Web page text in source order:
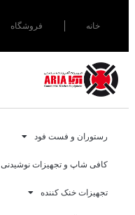
خانه فروشگاه
رستوران و فست فود
کافی شاپ و تجهیزات نوشیدنی
تجهیزات خنک کننده